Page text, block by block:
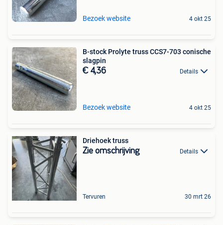
Bezoek website 4 okt 25
B-stock Prolyte truss CCS7-703 conische
slagpin
€ 4,36 Details
Bezoek website 4 okt 25
Driehoek truss
Zie omschrijving Details
Tervuren 30 mrt 26